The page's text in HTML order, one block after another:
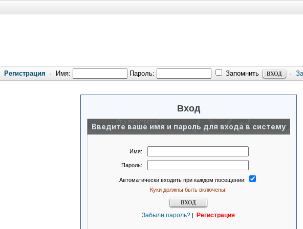
Регистрация · Имя: Пароль: Запомнить ·
Вход
Введите ваше имя и пароль для входа в систему
Имя:
Пароль:
Автоматически входить при каждом посещении:
Куки должны быть включены!
Забыли пароль? | Регистрация